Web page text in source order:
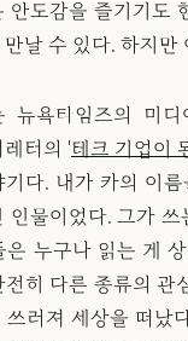
안도감을 즐기기도
날 수 있다. 하지만
뉴욕타임즈의 미
레터의 '테크 기업이
다. 내가 카의 이
인물이었다. 그가
은 누구나 읽는 게
히 다른 종류의 관
쓰러져 세상을 떠났